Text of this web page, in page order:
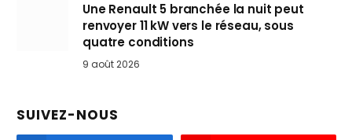
Une Renault 5 branchée la nuit peut
renvoyer 11 kW vers le réseau, sous
quatre conditions
9 août 2026
SUIVEZ-NOUS